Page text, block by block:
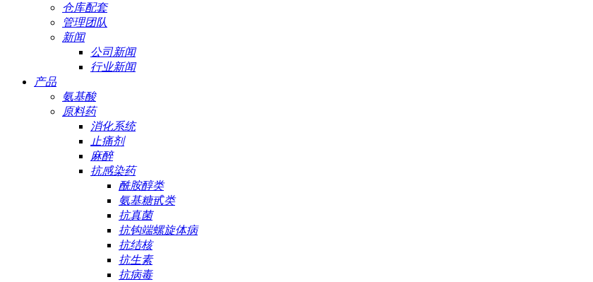
仓库配套
管理团队
新闻
公司新闻
行业新闻
产品
氨基酸
原料药
消化系统
止痛剂
麻醉
抗感染药
酰胺醇类
氨基糖甙类
抗真菌
抗钩端螺旋体病
抗结核
抗生素
抗病毒